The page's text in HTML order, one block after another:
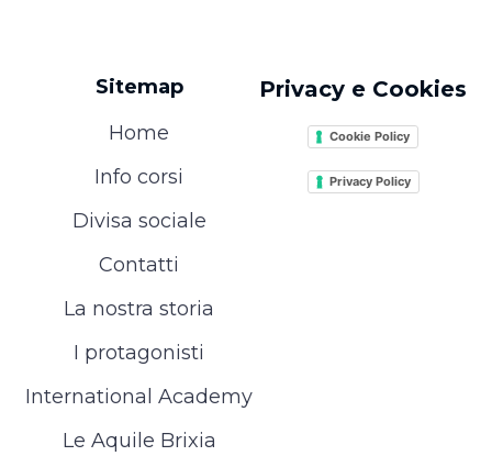
Sitemap
Home
Info corsi
Divisa sociale
Contatti
La nostra storia
I protagonisti
International Academy
Le Aquile Brixia
Privacy e Cookies
Cookie Policy
Privacy Policy